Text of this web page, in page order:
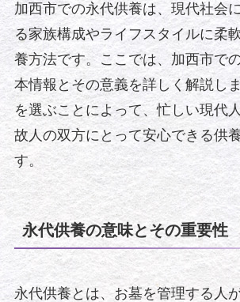
加西市での永代供養は、現代社会
る家族構成やライフスタイルに柔
養方法です。ここでは、加西市で
本情報とその意義を詳しく解説し
を選ぶことによって、忙しい現代
故人の双方にとって安心できる供
す。
永代供養の意味とその重要性
永代供養とは、お墓を管理する人